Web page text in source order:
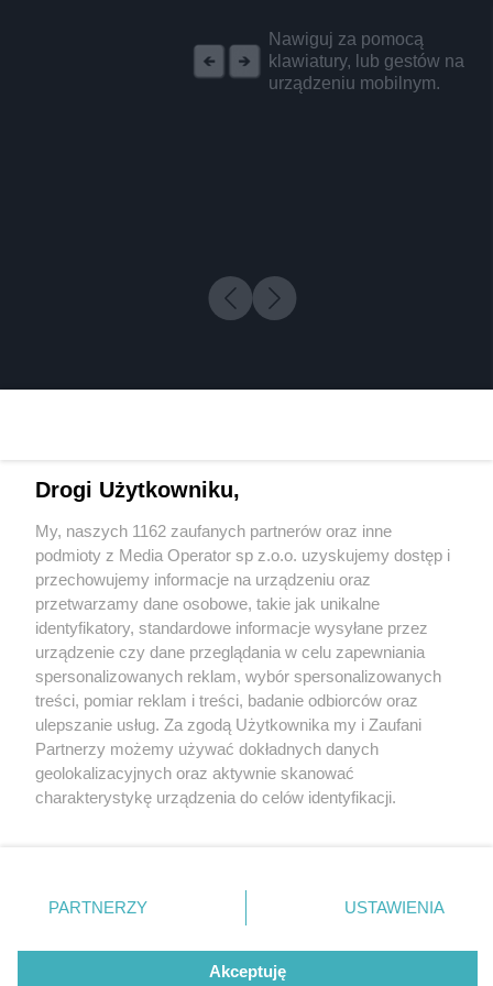
Nawiguj za pomocą
klawiatury, lub gestów na
urządzeniu mobilnym.
2 / 0
Wydawca mediów lokalnych
Nie zapomnij
zapoznać się z:
polityką prywatności regulamin korzystania z portali
Twojemiasto
Piekary Śląskie
Chorzów
Tarnowskie Góry
Gliwice
Skontakuj sięz nami
Kontakt
Wydawca
Redakcja
Drogi Użytkowniku,
My, naszych 1162 zaufanych partnerów oraz inne
podmioty z Media Operator sp z.o.o. uzyskujemy dostęp i
przechowujemy informacje na urządzeniu oraz
przetwarzamy dane osobowe, takie jak unikalne
identyfikatory, standardowe informacje wysyłane przez
urządzenie czy dane przeglądania w celu zapewniania
spersonalizowanych reklam, wybór spersonalizowanych
treści, pomiar reklam i treści, badanie odbiorców oraz
ulepszanie usług. Za zgodą Użytkownika my i Zaufani
Partnerzy możemy używać dokładnych danych
geolokalizacyjnych oraz aktywnie skanować
charakterystykę urządzenia do celów identyfikacji.
zmienić/wycofać klikając przycisk ustawień prywatności
znajdujący się w lewym dolnym rogu strony
rodzaje przetwarzania danych nie wymagają zgody
użytkownika, ale masz prawo sprzeciwić się takiemu
PARTNERZY USTAWIENIA
Akceptuję